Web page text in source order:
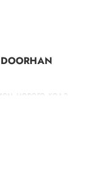
нового кода.
и